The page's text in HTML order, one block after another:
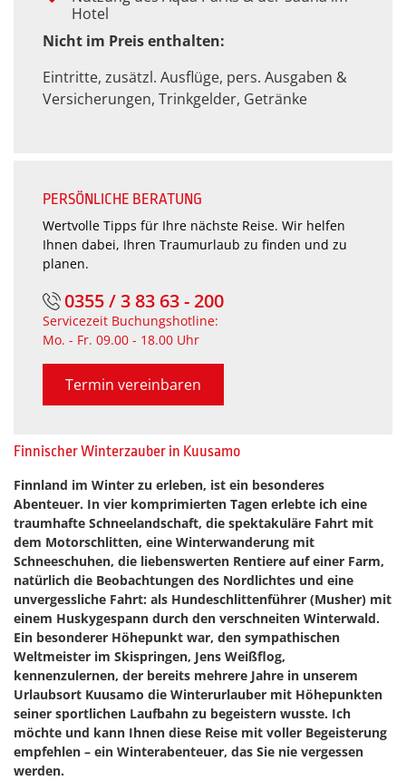
Finnischer Winterzauber in Kuusamo
Finnland im Winter zu erleben, ist ein besonderes
Abenteuer. In vier komprimierten Tagen erlebte ich eine
traumhafte Schneelandschaft, die spektakuläre Fahrt mit
dem Motorschlitten, eine Winterwanderung mit
Schneeschuhen, die liebenswerten Rentiere auf einer Farm,
natürlich die Beobachtungen des Nordlichtes und eine
unvergessliche Fahrt: als Hundeschlittenführer (Musher) mit
einem Huskygespann durch den verschneiten Winterwald.
Ein besonderer Höhepunkt war, den sympathischen
Weltmeister im Skispringen, Jens Weißflog,
kennenzulernen, der bereits mehrere Jahre in unserem
Urlaubsort Kuusamo die Winterurlauber mit Höhepunkten
seiner sportlichen Laufbahn zu begeistern wusste. Ich
möchte und kann Ihnen diese Reise mit voller Begeisterung
empfehlen – ein Winterabenteuer, das Sie nie vergessen
werden.
Hotel
Nicht im Preis enthalten:
Eintritte, zusätzl. Ausflüge, pers. Ausgaben &
Versicherungen, Trinkgelder, Getränke
PERSÖNLICHE BERATUNG
Wertvolle Tipps für Ihre nächste Reise. Wir helfen
Ihnen dabei, Ihren Traumurlaub zu finden und zu
planen.
0355 / 3 83 63 - 200
Servicezeit Buchungshotline:
Mo. - Fr. 09.00 - 18.00 Uhr
Termin vereinbaren